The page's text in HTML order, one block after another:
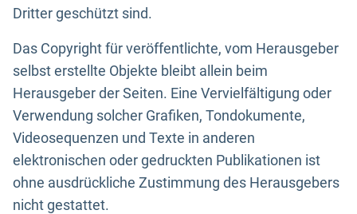
Dritter geschützt sind.
Das Copyright für veröffentlichte, vom Herausgeber
selbst erstellte Objekte bleibt allein beim
Herausgeber der Seiten. Eine Vervielfältigung oder
Verwendung solcher Grafiken, Tondokumente,
Videosequenzen und Texte in anderen
elektronischen oder gedruckten Publikationen ist
ohne ausdrückliche Zustimmung des Herausgebers
nicht gestattet.